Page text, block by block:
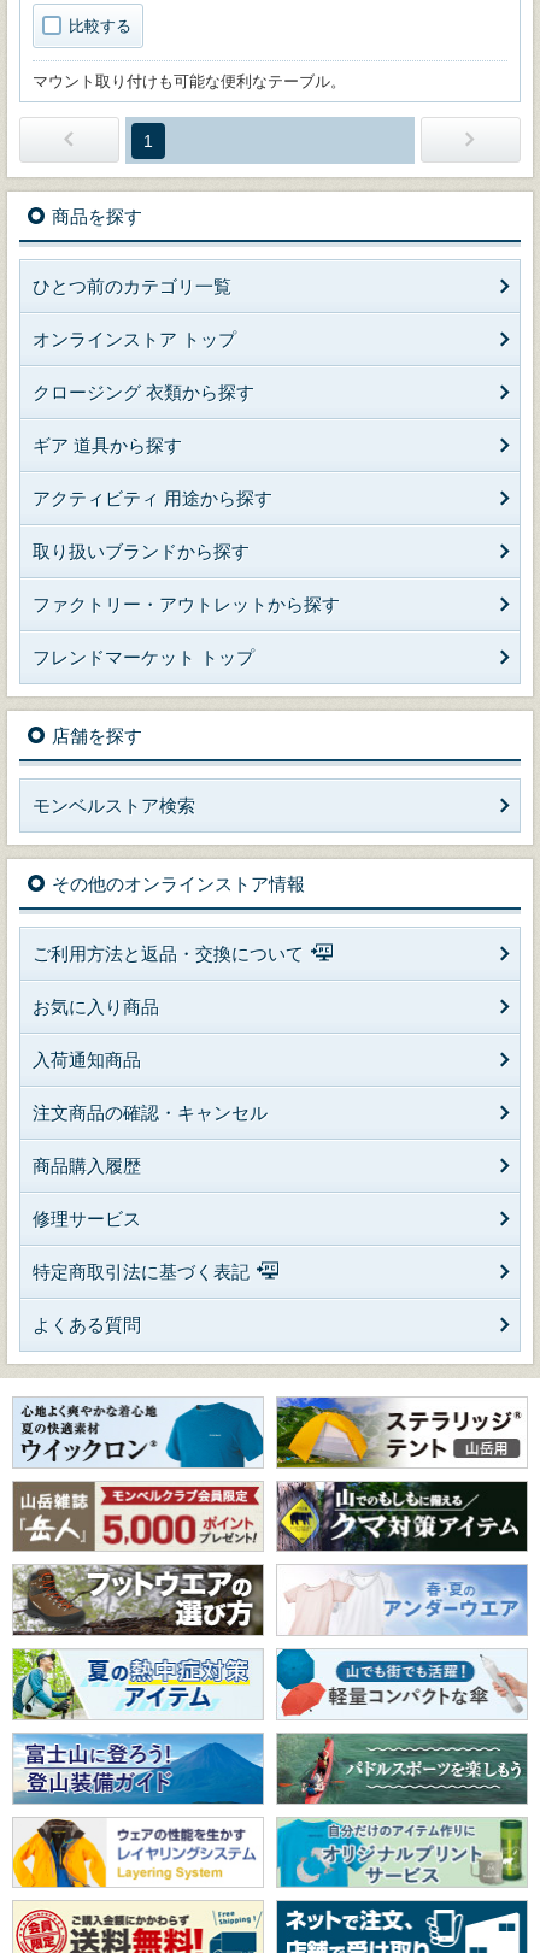
比較する
マウント取り付けも可能な便利なテーブル。
1
商品を探す
ひとつ前のカテゴリ一覧
オンラインストア トップ
クロージング 衣類から探す
ギア 道具から探す
アクティビティ 用途から探す
取り扱いブランドから探す
ファクトリー・アウトレットから探す
フレンドマーケット トップ
店舗を探す
モンベルストア検索
その他のオンラインストア情報
ご利用方法と返品・交換について
お気に入り商品
入荷通知商品
注文商品の確認・キャンセル
商品購入履歴
修理サービス
特定商取引法に基づく表記
よくある質問